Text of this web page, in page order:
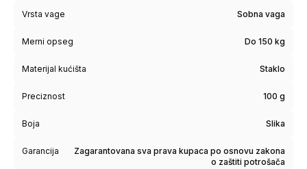
Vrsta vage Sobna vaga
Merni opseg Do 150 kg
Materijal kućišta Staklo
Preciznost 100 g
Boja Slika
Garancija
Zagarantovana sva prava kupaca po osnovu zakona
o zaštiti potrošača